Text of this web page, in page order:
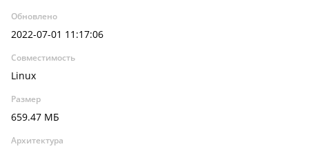
Обновлено
2022-07-01 11:17:06
Совместимость
Linux
Размер
659.47 МБ
Архитектура